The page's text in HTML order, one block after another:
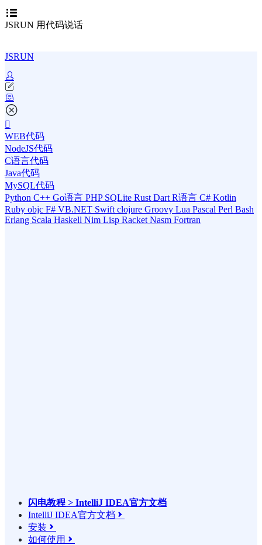
JSRUN 用代码说话
JSRUN
WEB代码
NodeJS代码
C语言代码
Java代码
MySQL代码
Python C++ Go语言 PHP SQLite Rust Dart R语言 C# Kotlin
Ruby objc F# VB.NET Swift clojure Groovy Lua Pascal Perl Bash
Erlang Scala Haskell Nim Lisp Racket Nasm Fortran
闪电教程 > IntelliJ IDEA官方文档
IntelliJ IDEA官方文档 
安装 
如何使用 